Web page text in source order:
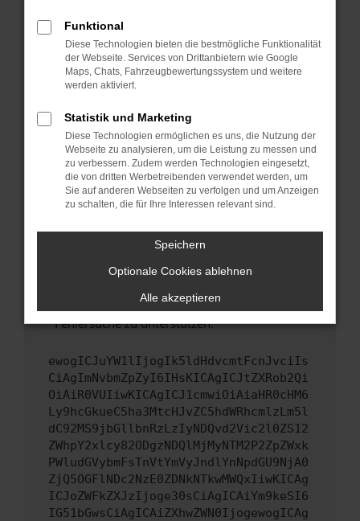
Fenster?
Starte dein Gerät neu.
Das kann manchmal helfen, vorübergehende
Probleme zu beheben.
Betriebssystem auf dem neuesten Stand
sind.
Veraltete Software birgt nicht nur ein
Sicherheitsrisiko, sondern kann auch dazu
führen, dass bestimmte Funktionen nicht mehr
unterstützt werden.
Wende dich an den Webseitenbetreiber.
Wenn du alle oben genannten Schritte versucht
hast, kontaktiere uns bitte. Wir werden
uns diesen Text schicken, um uns bei der
Fehlersuche zu unterstützen:
ewogICJuYW1lIjogIk5ldHdvcmtFcnJvciIs
CiAgImNvbmZpZyI6IHsKICAgICJtZXRob2Qi
OiAiR0VUIiwKICAgICJ1cmwiOiAiaHR0cHM6
Ly9hcGkueC5ha3MtcHJvZC5hdWRhcmlzLm5l
dC92MS9jbGllbnRzLzIyNDQvd2Vic2l0ZS12
ZWhpY2xlcy82ODgzNDQlMjMyNTM2P2ZpZWxk
PWludGVybmFsTnVtYmVyJndlYnNpdGU9NjA0
ZjQ5OGFlNDc2NzE0ZDNkNTkwMWQxIiwKICAg
ICJoZWFkZXJzIjoge30sCiAgICAiYm9keSI6
IG51bGwsCiAgICAiZXhwZWN0IjogewogICAg
Funktional
Diese Technologien bieten die bestmögliche Funktionalität
der Webseite. Services von Drittanbietern wie Google
Maps, Chats, Fahrzeugbewertungssystem und weitere
werden aktiviert.
Statistik und Marketing
Diese Technologien ermöglichen es uns, die Nutzung der
Webseite zu analysieren, um die Leistung zu messen und
zu verbessern. Zudem werden Technologien eingesetzt,
die von dritten Werbetreibenden verwendet werden, um
Sie auf anderen Webseiten zu verfolgen und um Anzeigen
zu schalten, die für Ihre Interessen relevant sind.
Speichern
Optionale Cookies ablehnen
Alle akzeptieren